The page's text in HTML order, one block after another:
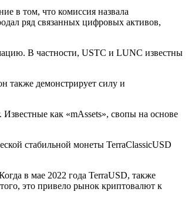
в том, что комиссия назвала
ряд связанных цифровых активов,
В частности, USTC и LUNC известны
также демонстрирует силу и
как «mAssets», свопы на основе
стабильной монеты TerraClassicUSD
в мае 2022 года TerraUSD, также
это привело рынок криптовалют к